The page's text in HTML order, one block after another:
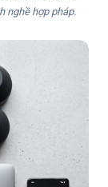
nghề hợp pháp.